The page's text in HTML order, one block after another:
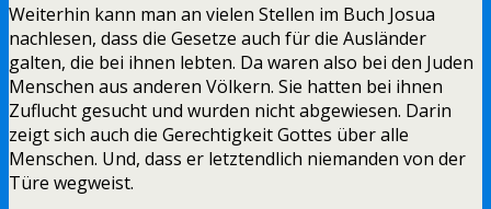
Weiterhin kann man an vielen Stellen im Buch Josua
nachlesen, dass die Gesetze auch für die Ausländer
galten, die bei ihnen lebten. Da waren also bei den Juden
Menschen aus anderen Völkern. Sie hatten bei ihnen
Zuflucht gesucht und wurden nicht abgewiesen. Darin
zeigt sich auch die Gerechtigkeit Gottes über alle
Menschen. Und, dass er letztendlich niemanden von der
Türe wegweist.